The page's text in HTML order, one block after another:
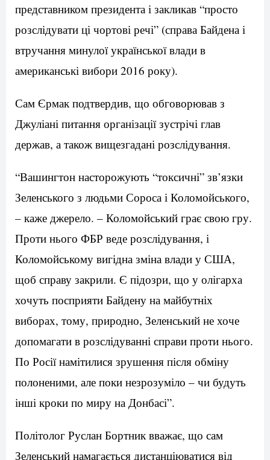
представником президента і закликав “просто
розслідувати ці чортові речі” (справа Байдена і
втручання минулої української влади в
американські вибори 2016 року).
Сам Єрмак подтвердив, що обговорював з
Джуліані питання організації зустрічі глав
держав, а також вищезгадані розслідування.
“Вашингтон насторожують “токсичні” зв’язки
Зеленського з людьми Сороса і Коломойського,
– каже джерело. – Коломойський грає свою гру.
Проти нього ФБР веде розслідування, і
Коломойському вигідна зміна влади у США,
щоб справу закрили. Є підозри, що у олігарха
хочуть посприяти Байдену на майбутніх
виборах, тому, природно, Зеленський не хоче
допомагати в розслідуванні справи проти нього.
По Росії намітилися зрушення після обміну
полоненими, але поки незрозуміло – чи будуть
інші кроки по миру на Донбасі”.
Політолог Руслан Бортник вважає, що сам
Зеленський намагається дистанціюватися від